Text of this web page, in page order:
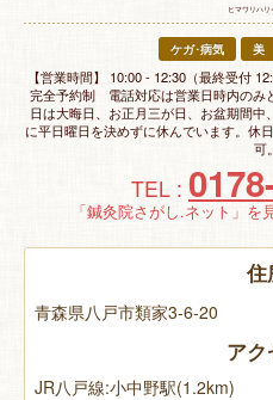
ヒマワリハリ
ケガ･病気 美
【営業時間】 10:00 - 12:30（最終受付
完全予約制 電話対応は営業日時内の
日は大晦日、お正月三が日、お盆期間
に平日曜日を決めずに休んでいます。休
可。
TEL :
「鍼灸院さがし.ネット」を
住
青森県八戸市類家3-6-20
アク
JR八戸線:小中野駅(1.2km)